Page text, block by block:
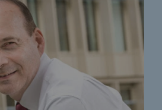
cybersécurité
au travail